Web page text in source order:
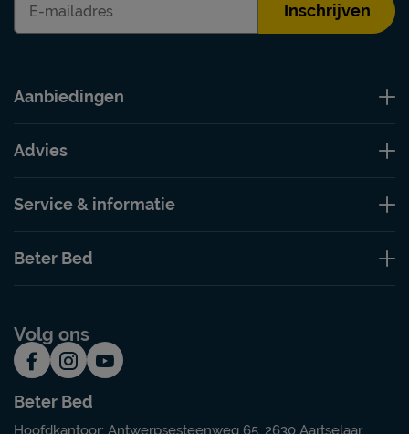
Inschrijven
Aanbiedingen
Advies
Service & informatie
Beter Bed
Volg ons
Beter Bed
Hoofdkantoor: Antwerpsesteenweg 65, 2630 Aartselaar